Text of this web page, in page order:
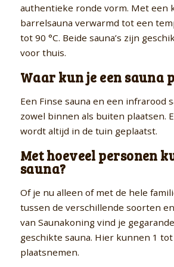
authentieke ronde vorm. Met een
barrelsauna verwarmd tot een
tot 90 °C. Beide sauna’s zijn
voor thuis.
Waar kun je een sauna
Een Finse sauna en een infrarood
zowel binnen als buiten plaatsen.
wordt altijd in de tuin geplaatst.
Met hoeveel personen
sauna?
Of je nu alleen of met de hele
tussen de verschillende soorten
van Saunakoning vind je
geschikte sauna. Hier kunnen 1
plaatsnemen.